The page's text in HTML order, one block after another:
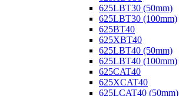
625LBT30 (50mm)
625LBT30 (100mm)
625BT40
625XBT40
625LBT40 (50mm)
625LBT40 (100mm)
625CAT40
625XCAT40
625LCAT40 (50mm)